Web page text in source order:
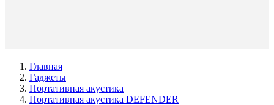
Главная
Гаджеты
Портативная акустика
Портативная акустика DEFENDER